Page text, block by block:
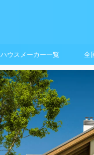
ハウスメーカー一覧 全